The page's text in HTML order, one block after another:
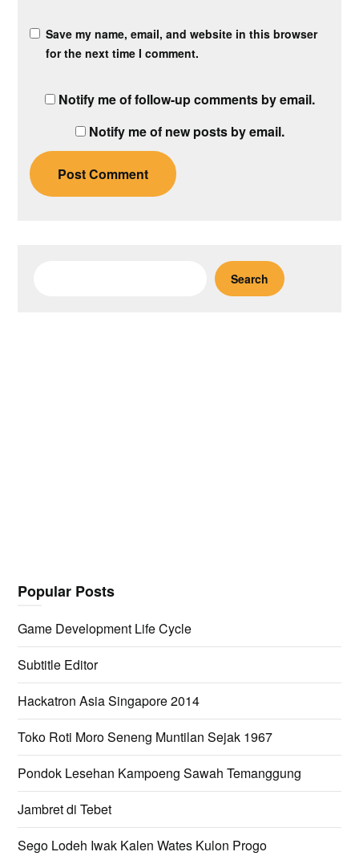
Save my name, email, and website in this browser
for the next time I comment.
Notify me of follow-up comments by email.
Notify me of new posts by email.
Search
Popular Posts
Game Development Life Cycle
Subtitle Editor
Hackatron Asia Singapore 2014
Toko Roti Moro Seneng Muntilan Sejak 1967
Pondok Lesehan Kampoeng Sawah Temanggung
Jambret di Tebet
Sego Lodeh Iwak Kalen Wates Kulon Progo